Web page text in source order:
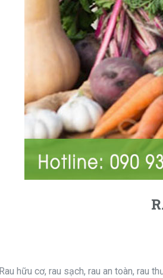
Rau hữu cơ, rau sạch, rau an toàn, rau